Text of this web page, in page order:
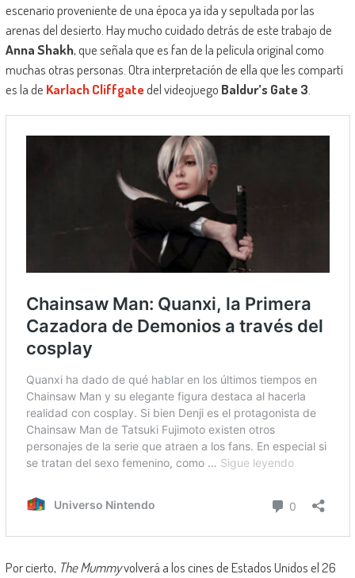
escenario proveniente de una época ya ida y sepultada por las
arenas del desierto. Hay mucho cuidado detrás de este trabajo de
Anna Shakh, que señala que es fan de la película original como
muchas otras personas. Otra interpretación de ella que les compartí
es la de Karlach Cliffgatedel videojuego Baldur’s Gate 3.
Por cierto, The Mummyvolverá a los cines de Estados Unidos el 26